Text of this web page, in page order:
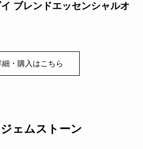
ブレンドエッセンシャルオ
細・購入はこちら
ェムストーン